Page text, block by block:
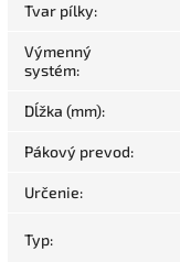
Tvar pílky:
Výmenný
systém:
Dĺžka (mm):
Pákový prevod:
Určenie:
Typ: